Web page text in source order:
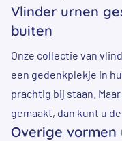
Vlinder urnen
buiten
Onze collectie van
een gedenkplekje in
prachtig bij staan.
gemaakt, dan kunt u
Overige vormen